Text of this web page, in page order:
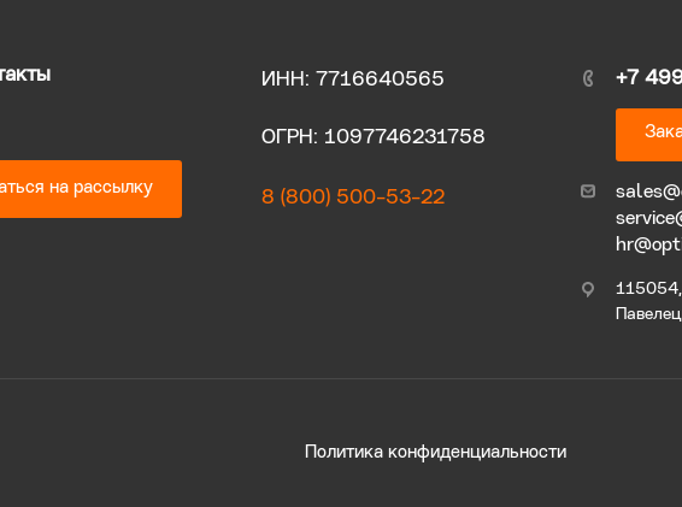
на рассылку
ИНН: 7716640565
ОГРН: 1097746231758
8 (800) 500-53-22
+7
115054,
Политика конфиденциальности